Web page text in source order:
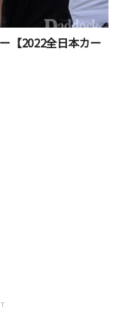
【2022全日本カー